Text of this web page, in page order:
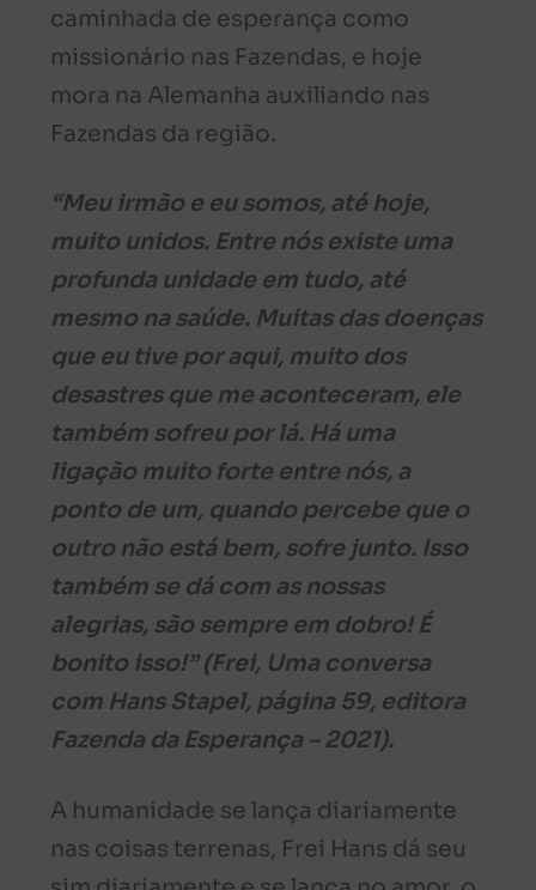
caminhada de esperança como
missionário nas Fazendas, e hoje
mora na Alemanha auxiliando nas
Fazendas da região.
“Meu irmão e eu somos, até hoje,
muito unidos. Entre nós existe uma
profunda unidade em tudo, até
mesmo na saúde. Muitas das doenças
que eu tive por aqui, muito dos
desastres que me aconteceram, ele
também sofreu por lá. Há uma
ligação muito forte entre nós, a
ponto de um, quando percebe que o
outro não está bem, sofre junto. Isso
também se dá com as nossas
alegrias, são sempre em dobro! É
bonito isso!” (Frei, Uma conversa
com Hans Stapel, página 59, editora
Fazenda da Esperança – 2021).
A humanidade se lança diariamente
nas coisas terrenas, Frei Hans dá seu